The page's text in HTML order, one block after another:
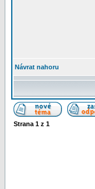
Návrat nahoru
Strana 1 z 1